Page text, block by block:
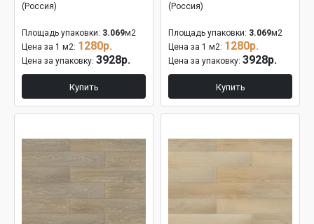
(Россия)
Площадь упаковки: 3.069м2
Цена за 1 м2: 1280р.
Цена за упаковку: 3928р.
Купить
(Россия)
Площадь упаковки: 3.069м2
Цена за 1 м2: 1280р.
Цена за упаковку: 3928р.
Купить